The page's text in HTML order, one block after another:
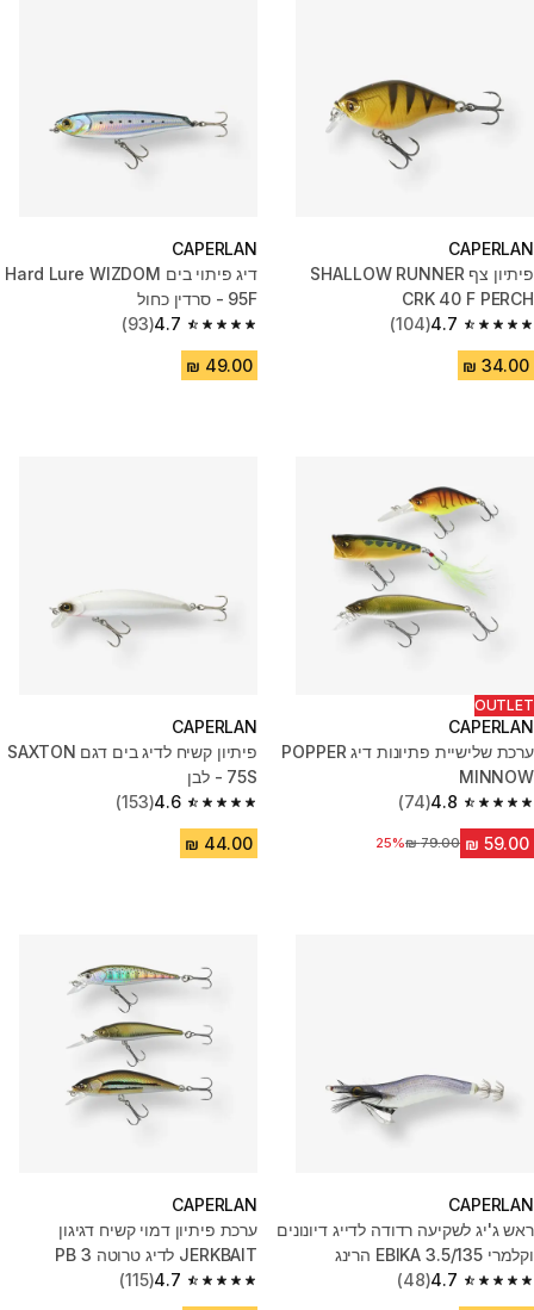
CAPERLAN
פיתיון צף SHALLOW RUNNER
CRK 40 F PERCH
4.7
4.7 out of 5 stars from 104 reviews
(104)
CAPERLAN
דיג פיתוי בים Hard Lure WIZDOM
95F - סרדין כחול
4.7
4.7 out of 5 stars from 93 reviews
(93)
OUTLET
CAPERLAN
ערכת שלישיית פתיונות דיג POPPER
MINNOW
4.8
4.8 out of 5 stars from 74 reviews
(74)
מחיר לפני הנחה‏79.00 ₪
25%
CAPERLAN
פיתיון קשיח לדיג בים דגם SAXTON
75S - לבן
4.6
4.6 out of 5 stars from 153 reviews
(153)
CAPERLAN
ראש ג'יג לשקיעה רדודה לדייג דיונונים
וקלמרי EBIKA 3.5/135 הרינג
4.7
4.7 out of 5 stars from 48 reviews
(48)
CAPERLAN
ערכת פיתיון דמוי קשיח דגיגון
JERKBAIT לדיג טרוטה 3 PB
4.7
4.7 out of 5 stars from 115 reviews
(115)